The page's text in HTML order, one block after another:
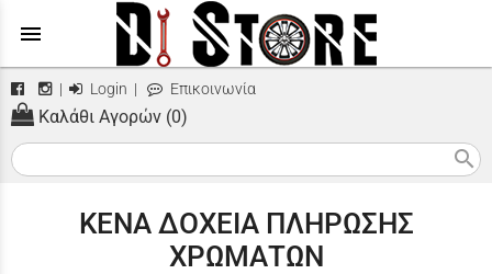
menu
| Login | Επικοινωνία
Καλάθι Αγορών (0)
search
ΚΕΝΑ ΔΟΧΕΙΑ ΠΛΗΡΩΣΗΣ
ΧΡΩΜΑΤΩΝ